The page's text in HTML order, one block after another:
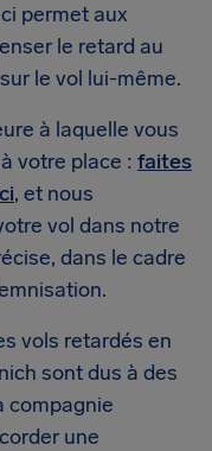
permet aux
le retard au
le vol lui-même.
à laquelle vous
votre place : faites
, et nous
vol dans notre
dans le cadre
vols retardés en
sont dus à des
compagnie
une